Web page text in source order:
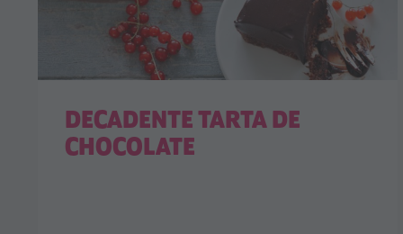
DECADENTE TARTA DE
CHOCOLATE